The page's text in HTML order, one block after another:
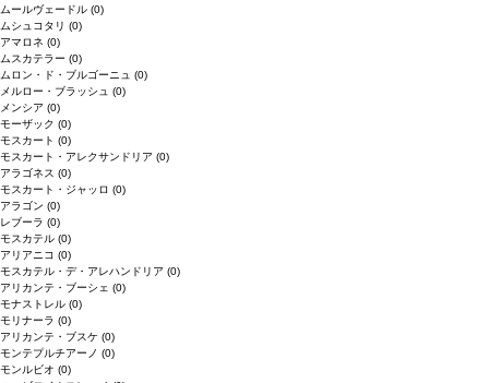
ムールヴェードル (0)
ムシュコタリ (0)
アマロネ (0)
ムスカテラー (0)
ムロン・ド・ブルゴーニュ (0)
メルロー・ブラッシュ (0)
メンシア (0)
モーザック (0)
モスカート (0)
モスカート・アレクサンドリア (0)
アラゴネス (0)
モスカート・ジャッロ (0)
アラゴン (0)
レブーラ (0)
モスカテル (0)
アリアニコ (0)
モスカテル・デ・アレハンドリア (0)
アリカンテ・ブーシェ (0)
モナストレル (0)
モリナーラ (0)
アリカンテ・ブスケ (0)
モンテプルチアーノ (0)
モンルビオ (0)